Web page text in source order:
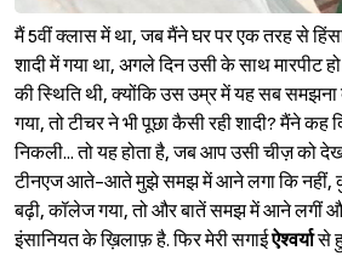
मैं 5वीं क्लास में था, जब मैंने घर पर एक तरह से
शादी में गया था, अगले दिन उसी के साथ मारपीट
की स्थिति थी, क्योंकि उस उम्र में यह सब
गया, तो टीचर ने भी पूछा कैसी रही शादी? मैंने कह
निकली... तो यह होता है, जब आप उसी चीज़ को
टीनएज आते-आते मुझे समझ में आने लगा कि नहीं,
बढ़ी, कॉलेज गया, तो और बातें समझ में आने लगीं
इंसानियत के ख़िलाफ़ है. फिर मेरी सगाईऐश्‍वर्यासे